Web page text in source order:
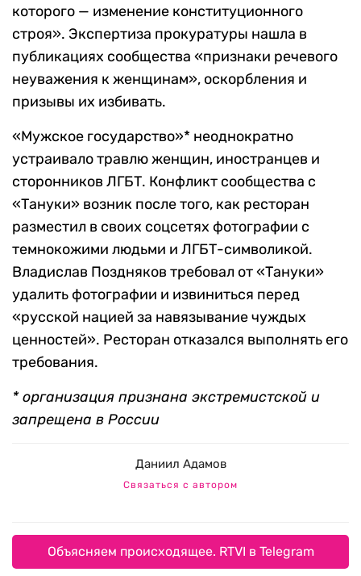
которого — изменение конституционного
строя». Экспертиза прокуратуры нашла в
публикациях сообщества «признаки речевого
неуважения к женщинам», оскорбления и
призывы их избивать.
«Мужское государство»* неоднократно
устраивало травлю женщин, иностранцев и
сторонников ЛГБТ. Конфликт сообщества с
«Тануки» возник после того, как ресторан
разместил в своих соцсетях фотографии с
темнокожими людьми и ЛГБТ-символикой.
Владислав Поздняков требовал от «Тануки»
удалить фотографии и извиниться перед
«русской нацией за навязывание чуждых
ценностей». Ресторан отказался выполнять его
требования.
* организация признана экстремистской и
запрещена в России
Даниил Адамов
Связаться с автором
Объясняем происходящее. RTVI в Telegram